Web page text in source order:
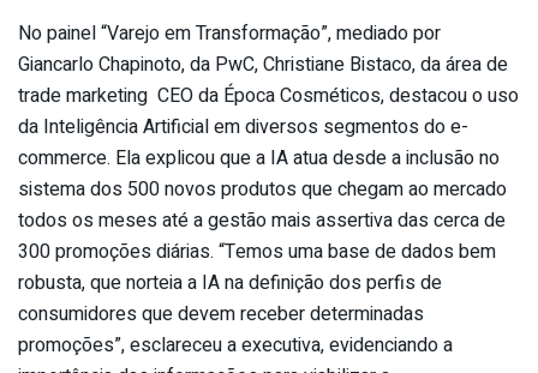
No painel “Varejo em Transformação”, mediado por
Giancarlo Chapinoto, da PwC, Christiane Bistaco, da área de
trade marketing CEO da Época Cosméticos, destacou o uso
da Inteligência Artificial em diversos segmentos do e-
commerce. Ela explicou que a IA atua desde a inclusão no
sistema dos 500 novos produtos que chegam ao mercado
todos os meses até a gestão mais assertiva das cerca de
300 promoções diárias. “Temos uma base de dados bem
robusta, que norteia a IA na definição dos perfis de
consumidores que devem receber determinadas
promoções”, esclareceu a executiva, evidenciando a